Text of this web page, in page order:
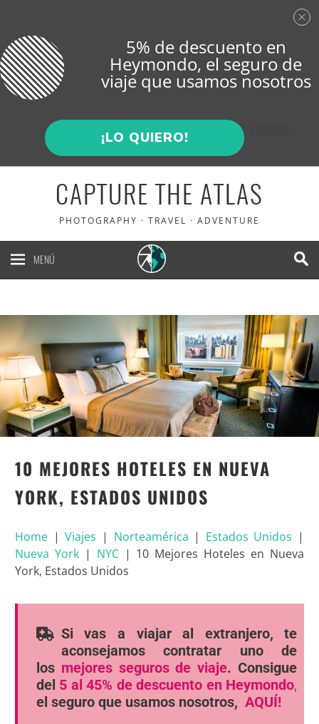
CAPTURE THE ATLAS
PHOTOGRAPHY · TRAVEL · ADVENTURE
MENÚ
10 MEJORES HOTELES EN NUEVA
YORK, ESTADOS UNIDOS
Home|Viajes | Norteamérica | Estados Unidos |
Nueva York| NYC| 10 Mejores Hoteles en Nueva
York, Estados Unidos
Si vas a viajar al extranjero, te
aconsejamos contratar uno de
los mejores seguros de viaje. Consigue
del 5 al 45% de descuento en Heymondo,
el seguro que usamos nosotros, AQUÍ!
5% de descuento en
Heymondo, el seguro de
viaje que usamos nosotros
¡LO QUIERO!